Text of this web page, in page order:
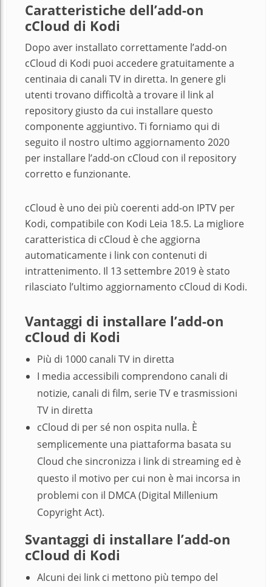
Caratteristiche dell’add-on
cCloud di Kodi
Dopo aver installato correttamente l’add-on
cCloud di Kodi puoi accedere gratuitamente a
centinaia di canali TV in diretta. In genere gli
utenti trovano difficoltà a trovare il link al
repository giusto da cui installare questo
componente aggiuntivo. Ti forniamo qui di
seguito il nostro ultimo aggiornamento 2020
per installare l’add-on cCloud con il repository
corretto e funzionante.
cCloud è uno dei più coerenti add-on IPTV per
Kodi, compatibile con Kodi Leia 18.5. La migliore
caratteristica di cCloud è che aggiorna
automaticamente i link con contenuti di
intrattenimento. Il 13 settembre 2019 è stato
rilasciato l’ultimo aggiornamento cCloud di Kodi.
Vantaggi di installare l’add-on
cCloud di Kodi
Più di 1000 canali TV in diretta
I media accessibili comprendono canali di
notizie, canali di film, serie TV e trasmissioni
TV in diretta
cCloud di per sé non ospita nulla. È
semplicemente una piattaforma basata su
Cloud che sincronizza i link di streaming ed è
questo il motivo per cui non è mai incorsa in
problemi con il DMCA (Digital Millenium
Copyright Act).
Svantaggi di installare l’add-on
cCloud di Kodi
Alcuni dei link ci mettono più tempo del